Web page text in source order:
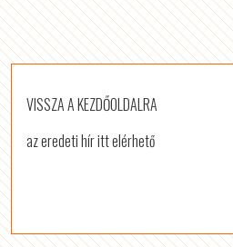
VISSZA A KEZDŐOLDALRA
az eredeti hír itt elérhető